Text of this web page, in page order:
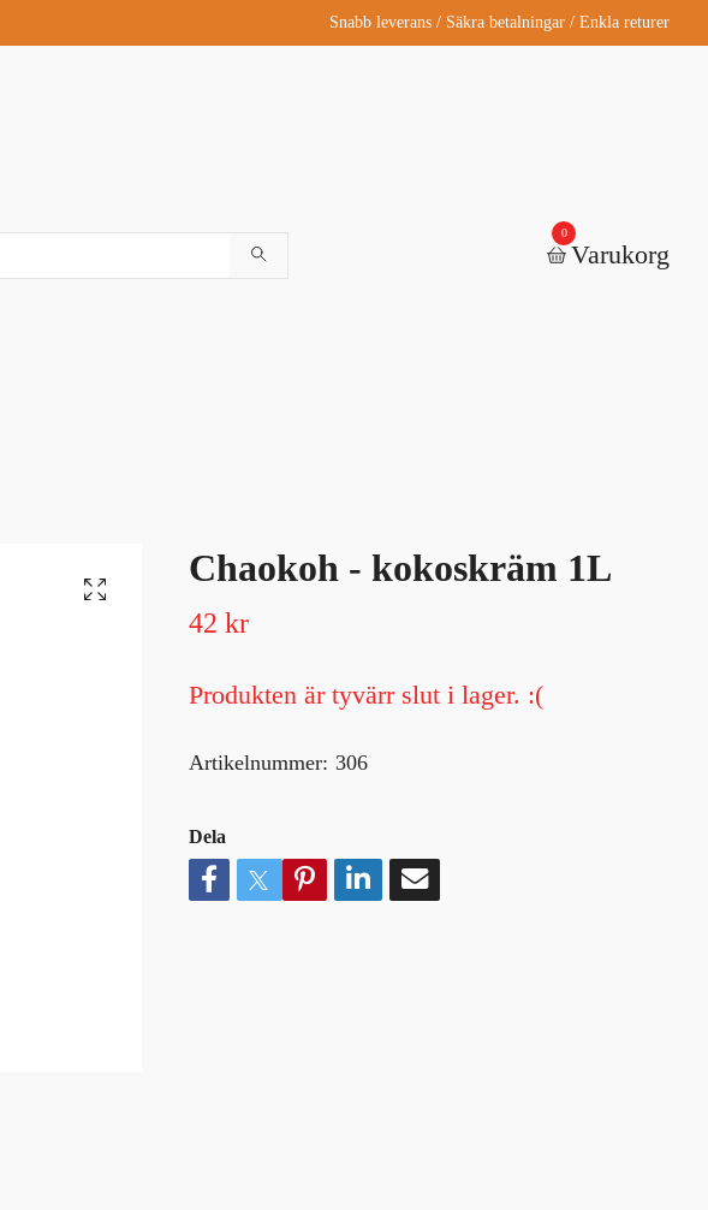
Snabb leverans / Säkra betalningar / Enkla returer
0
Varukorg
Chaokoh - kokoskräm 1L
42 kr
Produkten är tyvärr slut i lager. :(
Artikelnummer: 306
Dela